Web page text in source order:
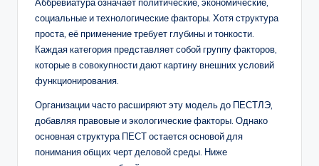
социальные и технологические факторы. Хотя структура
проста, её применение требует глубины и тонкости.
Каждая категория представляет собой группу факторов,
которые в совокупности дают картину внешних условий
функционирования.
Организации часто расширяют эту модель до ПЕСТЛЭ,
добавляя правовые и экологические факторы. Однако
основная структура ПЕСТ остается основой для
понимания общих черт деловой среды. Ниже